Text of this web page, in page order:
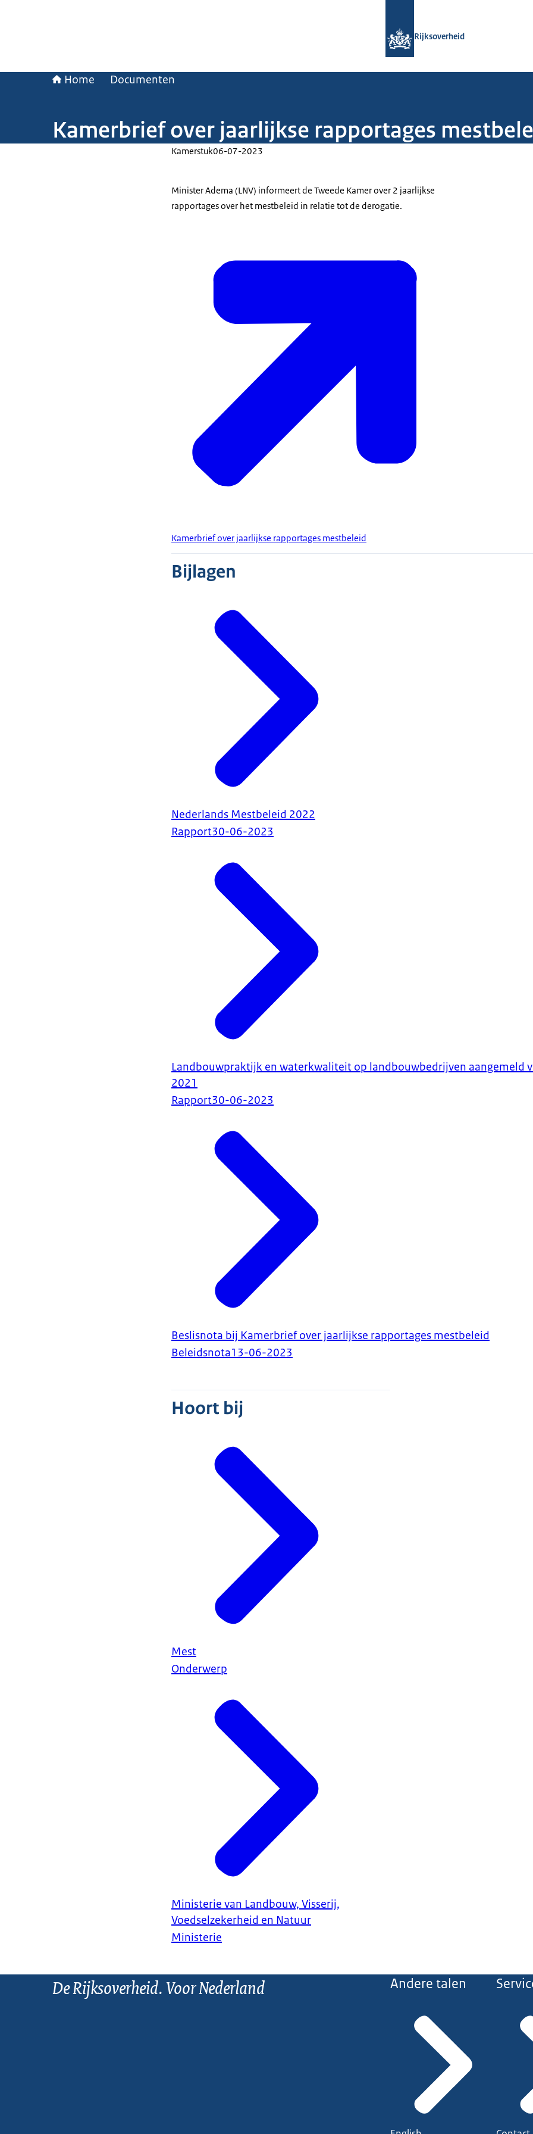
Rijksoverheid
Home Documenten
Kamerbrief over jaarlijkse rapportages
Kamerstuk06-07-2023
Minister Adema (LNV) informeert de Tweede Kamer over 2 jaarlijkse
rapportages over het mestbeleid in relatie tot de derogatie.
Kamerbrief over jaarlijkse rapportages mestbeleid
Bijlagen
Nederlands Mestbeleid 2022
Rapport30-06-2023
Landbouwpraktijk en waterkwaliteit op landbouwbedrijven aangemeld
2021
Rapport30-06-2023
Beslisnota bij Kamerbrief over jaarlijkse rapportages mestbeleid
Beleidsnota13-06-2023
Hoort bij
Mest
Onderwerp
Ministerie van Landbouw, Visserij,
Voedselzekerheid en Natuur
Ministerie
De Rijksoverheid. Voor Nederland Andere talen